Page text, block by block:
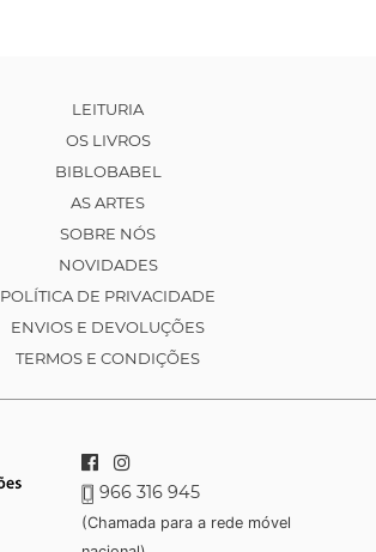
LEITURIA
OS LIVROS
BIBLOBABEL
AS ARTES
SOBRE NÓS
NOVIDADES
POLÍTICA DE PRIVACIDADE
ENVIOS E DEVOLUÇÕES
TERMOS E CONDIÇÕES
966 316 945
(Chamada para a rede móvel